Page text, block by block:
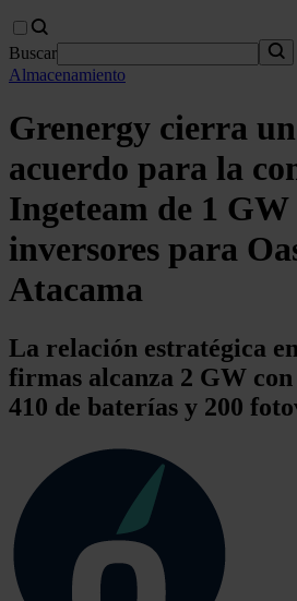
Buscar
Almacenamiento
Grenergy cierra
acuerdo para la
Ingeteam de 1 GW
inversores para
Atacama
La relación estratégica
firmas alcanza 2 GW
410 de baterías y 200